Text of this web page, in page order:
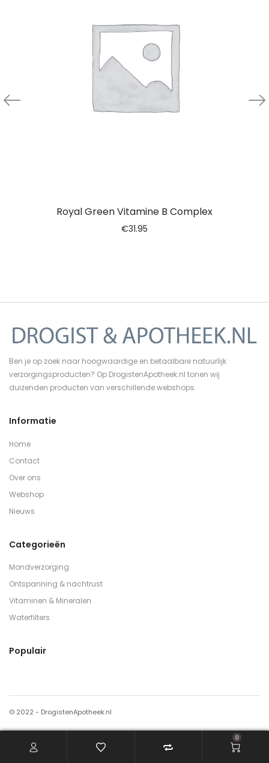
Royal Green Vitamine B Complex
€31.95
Ben je op zoek naar hoogwaardige en betaalbare natuurlijk
verzorgingsproducten? Op DrogistenApotheek.nl tonen wij
duizenden producten van verschillende webshops.
Informatie
Home
Contact
Over ons
Webshop
Nieuws
Categorieën
Mondverzorging
Ontspanning & nachtrust
Vitaminen & Mineralen
Waterfilters
Populair
© 2022 - DrogistenApotheek.nl
0